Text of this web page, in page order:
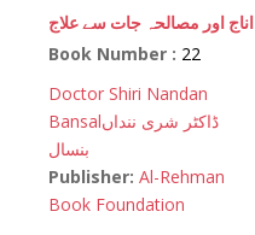
اناج اور مصالحہ جات سے علاج
Book Number : 22
Doctor Shiri Nandan
Bansalڈاکٹر شری ننداں
بنسال
Publisher: Al-Rehman
Book Foundation